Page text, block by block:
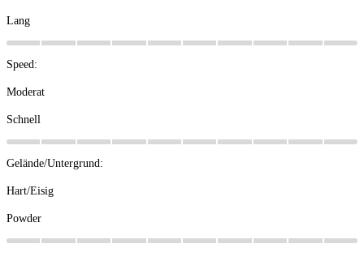
Lang
Speed:
Moderat
Schnell
Gelände/Untergrund:
Hart/Eisig
Powder